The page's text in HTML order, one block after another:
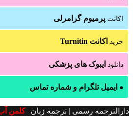
اکانت پرمیوم گرامرلی
خرید اکانت Turnitin
دانلود ایبوک های پزشکی
● ایمیل تلگرام و شماره تماس
دارالترجمه رسمی ترجمه زبان کلمن